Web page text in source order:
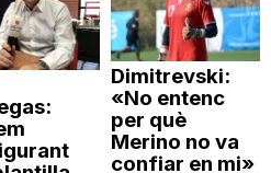
Dimitrevski:
«No entenc
per què
Merino no va
confiar en mi»